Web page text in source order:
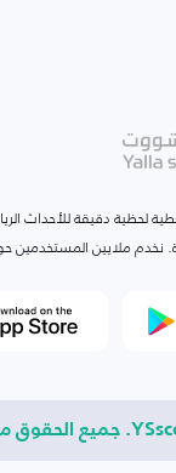
لحظية دقيقة للأحداث
نخدم ملايين